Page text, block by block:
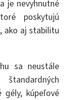
je nevyhnutné
poskytujú
ako aj stabilitu
sa neustále
gély, kúpeľové